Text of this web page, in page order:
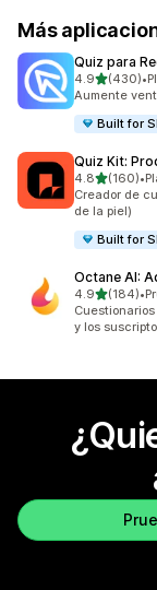
Más
Quiz para
4.9de 5(430)
430 reseñas
•
Aumente
Built for
Quiz Kit:
4.8de 5(160)
160 reseñas
•
Creador de
de la piel)
Built for
Octane AI:
4.9de 5(184)
184 reseñas
•
y los